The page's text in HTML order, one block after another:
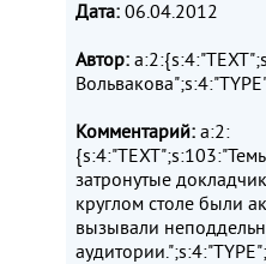
Дата: 06.04.2012
Автор:
Комментарий: a:2:
затронутые
круглом столе были
вызывали